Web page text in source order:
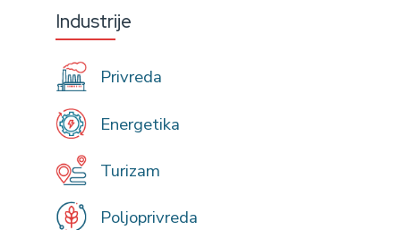
Industrije
Privreda
Energetika
Turizam
Poljoprivreda